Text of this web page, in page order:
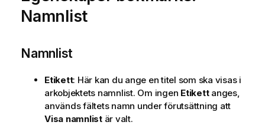
m
a
t
i
Namnlist
Namnlist
Etikett: Här kan du ange en titel som ska visas i
arkobjektets namnlist. Om ingen Etikettanges,
används fältets namn under förutsättning att
Visa namnlistär valt.